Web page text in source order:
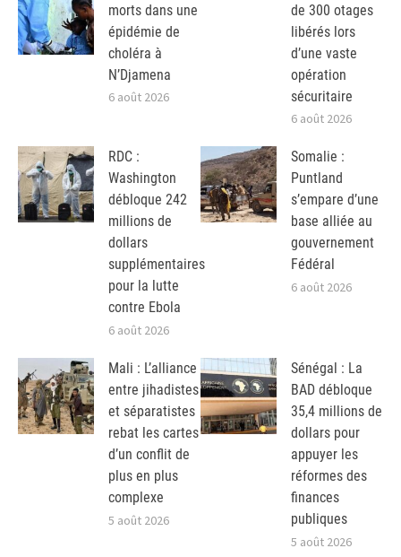
morts dans une
épidémie de
choléra à
N’Djamena
6 août 2026
de 300 otages
libérés lors
d’une vaste
opération
sécuritaire
6 août 2026
RDC :
Washington
débloque 242
millions de
dollars
supplémentaires
pour la lutte
contre Ebola
6 août 2026
Somalie :
Puntland
s’empare d’une
base alliée au
gouvernement
Fédéral
6 août 2026
Mali : L’alliance
entre jihadistes
et séparatistes
rebat les cartes
d’un conflit de
plus en plus
complexe
5 août 2026
Sénégal : La
BAD débloque
35,4 millions de
dollars pour
appuyer les
réformes des
finances
publiques
5 août 2026